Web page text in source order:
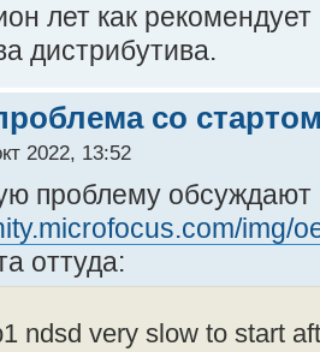
лет как
дистрибутива.
со
2022, 13:52
проблему
img/
оттуда:
ndsd very slow to start